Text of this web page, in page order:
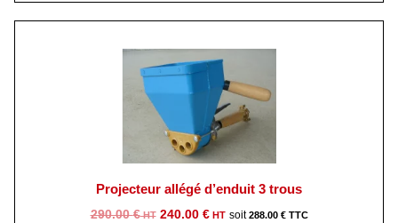
1
415.00 €.
1
Projecteur allégé d’enduit 3 trous
290.00€
Le
240.00 €
Le
288.00 €